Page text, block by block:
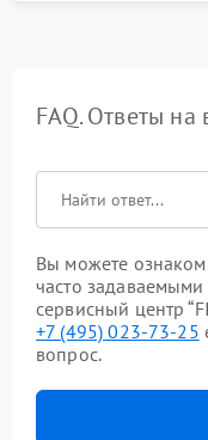
FAQ. Ответы на
Вы можете
часто
сервисный центр
+7 (495) 023-73-25
вопрос.